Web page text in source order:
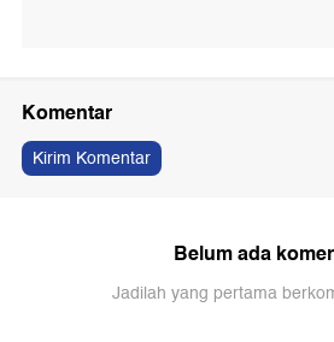
Komentar
Kirim Komentar
Belum ada
Jadilah yang pertama